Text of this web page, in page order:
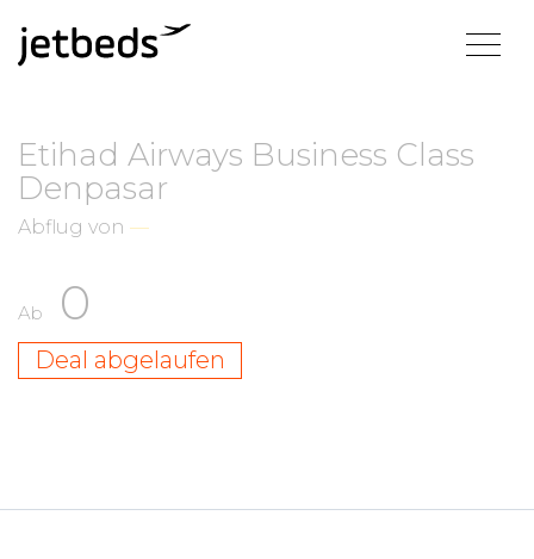
Etihad Airways Business Class
Denpasar
Abflug von —
Ab 0
Deal abgelaufen